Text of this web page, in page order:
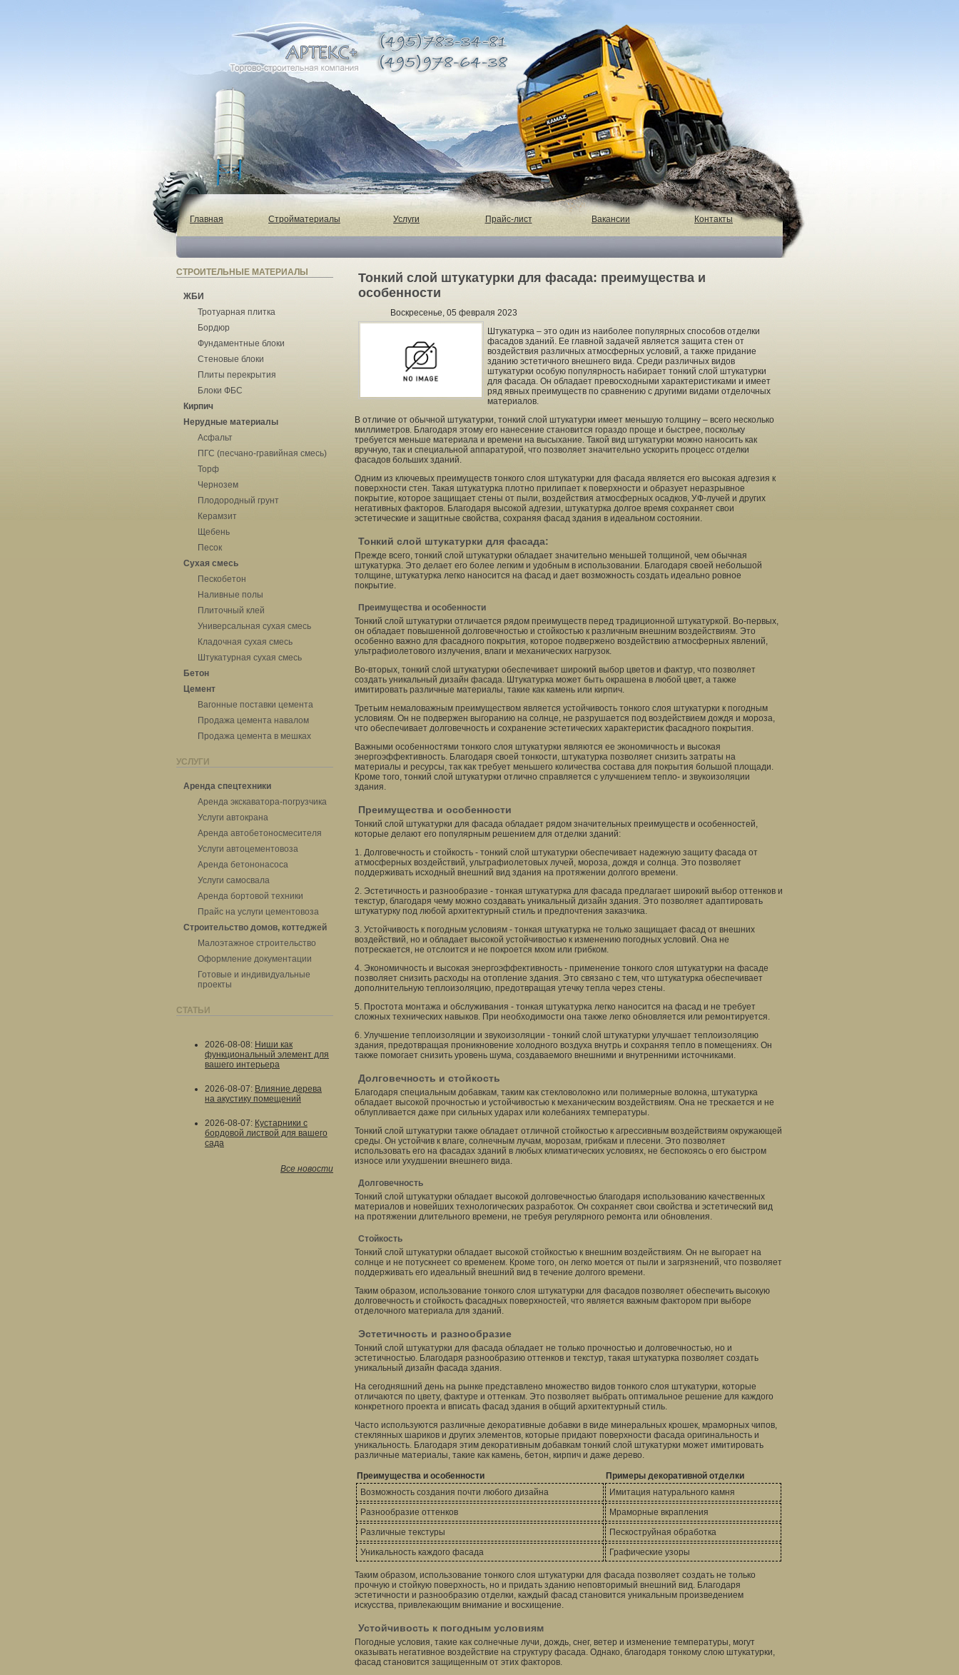
Главная Стройматериалы Услуги Прайс-лист Вакансии Контакты
СТРОИТЕЛЬНЫЕ МАТЕРИАЛЫ
ЖБИ
Тротуарная плитка
Бордюр
Фундаментные блоки
Стеновые блоки
Плиты перекрытия
Блоки ФБС
Кирпич
Нерудные материалы
Асфальт
ПГС (песчано-гравийная смесь)
Торф
Чернозем
Плодородный грунт
Керамзит
Щебень
Песок
Сухая смесь
Пескобетон
Наливные полы
Плиточный клей
Универсальная сухая смесь
Кладочная сухая смесь
Штукатурная сухая смесь
Бетон
Цемент
Вагонные поставки цемента
Продажа цемента навалом
Продажа цемента в мешках
УСЛУГИ
Аренда спецтехники
Аренда экскаватора-погрузчика
Услуги автокрана
Аренда автобетоносмесителя
Услуги автоцементовоза
Аренда бетононасоса
Услуги самосвала
Аренда бортовой техники
Прайс на услуги цементовоза
Строительство домов, коттеджей
Малоэтажное строительство
Оформление документации
Готовые и индивидуальные
проекты
СТАТЬИ
2026-08-08: Ниши как
функциональный элемент для
вашего интерьера
2026-08-07: Влияние дерева
на акустику помещений
2026-08-07: Кустарники с
бордовой листвой для вашего
сада
Все новости
Тонкий слой штукатурки для фасада: преимущества и
особенности
Воскресенье, 05 февраля 2023
Штукатурка – это один из наиболее популярных способов отделки
фасадов зданий. Ее главной задачей является защита стен от
воздействия различных атмосферных условий, а также придание
зданию эстетичного внешнего вида. Среди различных видов
штукатурки особую популярность набирает тонкий слой штукатурки
для фасада. Он обладает превосходными характеристиками и имеет
ряд явных преимуществ по сравнению с другими видами отделочных
материалов.
В отличие от обычной штукатурки, тонкий слой штукатурки имеет меньшую толщину – всего несколько
миллиметров. Благодаря этому его нанесение становится гораздо проще и быстрее, поскольку
требуется меньше материала и времени на высыхание. Такой вид штукатурки можно наносить как
вручную, так и специальной аппаратурой, что позволяет значительно ускорить процесс отделки
фасадов больших зданий.
Одним из ключевых преимуществ тонкого слоя штукатурки для фасада является его высокая адгезия к
поверхности стен. Такая штукатурка плотно прилипает к поверхности и образует неразрывное
покрытие, которое защищает стены от пыли, воздействия атмосферных осадков, УФ-лучей и других
негативных факторов. Благодаря высокой адгезии, штукатурка долгое время сохраняет свои
эстетические и защитные свойства, сохраняя фасад здания в идеальном состоянии.
Тонкий слой штукатурки для фасада:
Прежде всего, тонкий слой штукатурки обладает значительно меньшей толщиной, чем обычная
штукатурка. Это делает его более легким и удобным в использовании. Благодаря своей небольшой
толщине, штукатурка легко наносится на фасад и дает возможность создать идеально ровное
покрытие.
Преимущества и особенности
Тонкий слой штукатурки отличается рядом преимуществ перед традиционной штукатуркой. Во-первых,
он обладает повышенной долговечностью и стойкостью к различным внешним воздействиям. Это
особенно важно для фасадного покрытия, которое подвержено воздействию атмосферных явлений,
ультрафиолетового излучения, влаги и механических нагрузок.
Во-вторых, тонкий слой штукатурки обеспечивает широкий выбор цветов и фактур, что позволяет
создать уникальный дизайн фасада. Штукатурка может быть окрашена в любой цвет, а также
имитировать различные материалы, такие как камень или кирпич.
Третьим немаловажным преимуществом является устойчивость тонкого слоя штукатурки к погодным
условиям. Он не подвержен выгоранию на солнце, не разрушается под воздействием дождя и мороза,
что обеспечивает долговечность и сохранение эстетических характеристик фасадного покрытия.
Важными особенностями тонкого слоя штукатурки являются ее экономичность и высокая
энергоэффективность. Благодаря своей тонкости, штукатурка позволяет снизить затраты на
материалы и ресурсы, так как требует меньшего количества состава для покрытия большой площади.
Кроме того, тонкий слой штукатурки отлично справляется с улучшением тепло- и звукоизоляции
здания.
Преимущества и особенности
Тонкий слой штукатурки для фасада обладает рядом значительных преимуществ и особенностей,
которые делают его популярным решением для отделки зданий:
1. Долговечность и стойкость - тонкий слой штукатурки обеспечивает надежную защиту фасада от
атмосферных воздействий, ультрафиолетовых лучей, мороза, дождя и солнца. Это позволяет
поддерживать исходный внешний вид здания на протяжении долгого времени.
2. Эстетичность и разнообразие - тонкая штукатурка для фасада предлагает широкий выбор оттенков и
текстур, благодаря чему можно создавать уникальный дизайн здания. Это позволяет адаптировать
штукатурку под любой архитектурный стиль и предпочтения заказчика.
3. Устойчивость к погодным условиям - тонкая штукатурка не только защищает фасад от внешних
воздействий, но и обладает высокой устойчивостью к изменению погодных условий. Она не
потрескается, не отслоится и не покроется мхом или грибком.
4. Экономичность и высокая энергоэффективность - применение тонкого слоя штукатурки на фасаде
позволяет снизить расходы на отопление здания. Это связано с тем, что штукатурка обеспечивает
дополнительную теплоизоляцию, предотвращая утечку тепла через стены.
5. Простота монтажа и обслуживания - тонкая штукатурка легко наносится на фасад и не требует
сложных технических навыков. При необходимости она также легко обновляется или ремонтируется.
6. Улучшение теплоизоляции и звукоизоляции - тонкий слой штукатурки улучшает теплоизоляцию
здания, предотвращая проникновение холодного воздуха внутрь и сохраняя тепло в помещениях. Он
также помогает снизить уровень шума, создаваемого внешними и внутренними источниками.
Долговечность и стойкость
Благодаря специальным добавкам, таким как стекловолокно или полимерные волокна, штукатурка
обладает высокой прочностью и устойчивостью к механическим воздействиям. Она не трескается и не
облупливается даже при сильных ударах или колебаниях температуры.
Тонкий слой штукатурки также обладает отличной стойкостью к агрессивным воздействиям окружающей
среды. Он устойчив к влаге, солнечным лучам, морозам, грибкам и плесени. Это позволяет
использовать его на фасадах зданий в любых климатических условиях, не беспокоясь о его быстром
износе или ухудшении внешнего вида.
Долговечность
Тонкий слой штукатурки обладает высокой долговечностью благодаря использованию качественных
материалов и новейших технологических разработок. Он сохраняет свои свойства и эстетический вид
на протяжении длительного времени, не требуя регулярного ремонта или обновления.
Стойкость
Тонкий слой штукатурки обладает высокой стойкостью к внешним воздействиям. Он не выгорает на
солнце и не потускнеет со временем. Кроме того, он легко моется от пыли и загрязнений, что позволяет
поддерживать его идеальный внешний вид в течение долгого времени.
Таким образом, использование тонкого слоя штукатурки для фасадов позволяет обеспечить высокую
долговечность и стойкость фасадных поверхностей, что является важным фактором при выборе
отделочного материала для зданий.
Эстетичность и разнообразие
Тонкий слой штукатурки для фасада обладает не только прочностью и долговечностью, но и
эстетичностью. Благодаря разнообразию оттенков и текстур, такая штукатурка позволяет создать
уникальный дизайн фасада здания.
На сегодняшний день на рынке представлено множество видов тонкого слоя штукатурки, которые
отличаются по цвету, фактуре и оттенкам. Это позволяет выбрать оптимальное решение для каждого
конкретного проекта и вписать фасад здания в общий архитектурный стиль.
Часто используются различные декоративные добавки в виде минеральных крошек, мраморных чипов,
стеклянных шариков и других элементов, которые придают поверхности фасада оригинальность и
уникальность. Благодаря этим декоративным добавкам тонкий слой штукатурки может имитировать
различные материалы, такие как камень, бетон, кирпич и даже дерево.
Преимущества и особенности
Примеры декоративной отделки
Возможность создания почти любого дизайна
Имитация натурального камня
Разнообразие оттенков
Мраморные вкрапления
Различные текстуры
Пескоструйная обработка
Уникальность каждого фасада
Графические узоры
Таким образом, использование тонкого слоя штукатурки для фасада позволяет создать не только
прочную и стойкую поверхность, но и придать зданию неповторимый внешний вид. Благодаря
эстетичности и разнообразию отделки, каждый фасад становится уникальным произведением
искусства, привлекающим внимание и восхищение.
Устойчивость к погодным условиям
Погодные условия, такие как солнечные лучи, дождь, снег, ветер и изменение температуры, могут
оказывать негативное воздействие на структуру фасада. Однако, благодаря тонкому слою штукатурки,
фасад становится защищенным от этих факторов.